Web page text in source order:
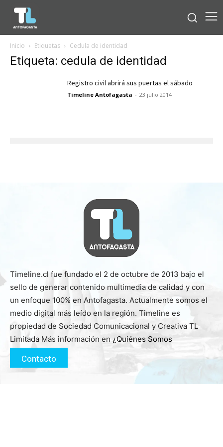
Inicio Etiquetas Cedula de identidad
Etiqueta: cedula de identidad
Registro civil abrirá sus puertas el sábado
Timeline Antofagasta - 23 julio 2014
Timeline.cl fue fundado el 2 de octubre de 2013 bajo el
sello de generar contenido multimedia de calidad y con
un enfoque 100% en Antofagasta. Actualmente somos el
medio digital más leído en la región. Timeline es
propiedad de Sociedad Comunicacional y Creativa TL
Limitada Más información en ¿Quiénes Somos
Contacto